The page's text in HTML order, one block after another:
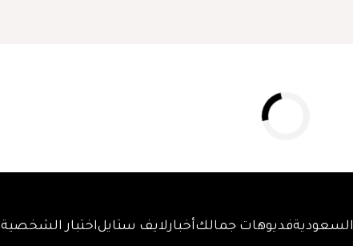
السعوديةفديوهات جمالكأخبار لايف ستايلاختبار الشخصية